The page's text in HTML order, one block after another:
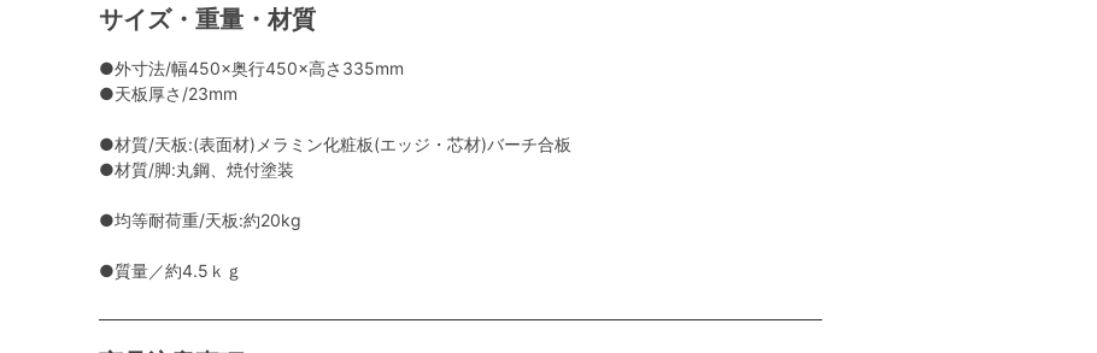
サイズ・重量・材質
●外寸法/幅450×奥行450×高さ335mm
●天板厚さ/23mm
●材質/天板:(表面材)メラミン化粧板(エッジ・芯材)バーチ合板
●材質/脚:丸鋼、焼付塗装
●均等耐荷重/天板:約20kg
●質量／約4.5ｋｇ